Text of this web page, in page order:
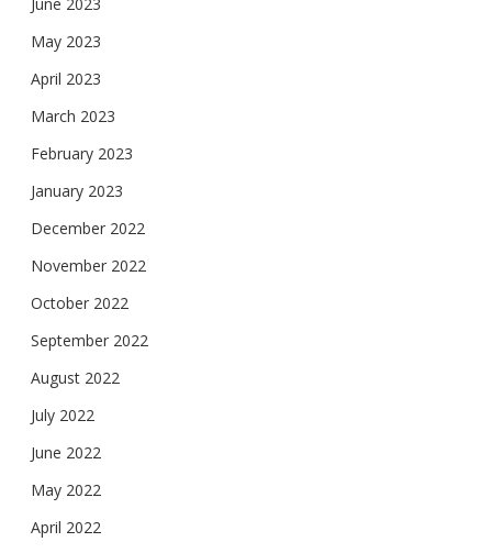
May 2023
April 2023
March 2023
February 2023
January 2023
December 2022
November 2022
October 2022
September 2022
August 2022
July 2022
June 2022
May 2022
April 2022